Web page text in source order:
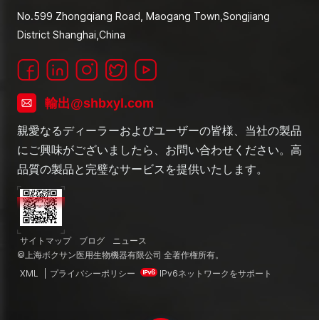
No.599 Zhongqiang Road, Maogang Town,Songjiang
District Shanghai,China
輸出@shbxyl.com
親愛なるディーラーおよびユーザーの皆様、当社の製品
にご興味がございましたら、お問い合わせください。高
品質の製品と完璧なサービスを提供いたします。
サイトマップ ブログ
ニュース
©上海ボクサン医用生物機器有限公司 全著作権所有。
XML
プライバシーポリシー IPv6ネットワークをサポート